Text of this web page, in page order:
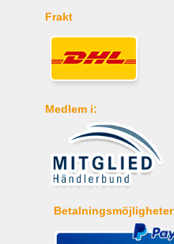
Frakt
Medlem i:
Betalningsmöjligheter